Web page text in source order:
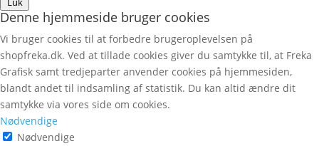
Denne hjemmeside bruger cookies
Vi bruger cookies til at forbedre brugeroplevelsen på
shopfreka.dk. Ved at tillade cookies giver du samtykke til, at Freka
Grafisk samt tredjeparter anvender cookies på hjemmesiden,
blandt andet til indsamling af statistik. Du kan altid ændre dit
samtykke via vores side om cookies.
Nødvendige
Nødvendige